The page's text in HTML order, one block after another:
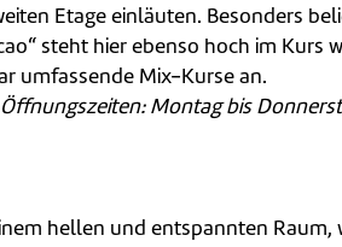
Etage einläuten. Besonders
steht hier ebenso hoch im Kurs
umfassende Mix-Kurse an.
Montag bis
hellen und entspannten